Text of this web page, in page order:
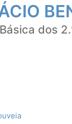
dos